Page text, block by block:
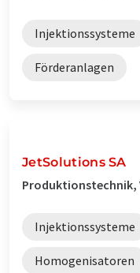
Injektionssysteme
Förderanlagen
JetSolutions SA
Produktionstechnik,
Injektionssysteme
Homogenisatoren